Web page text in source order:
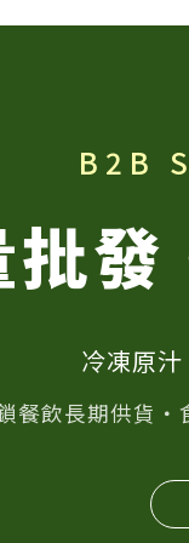
B2B
發
冷凍原
餐飲長期供貨・